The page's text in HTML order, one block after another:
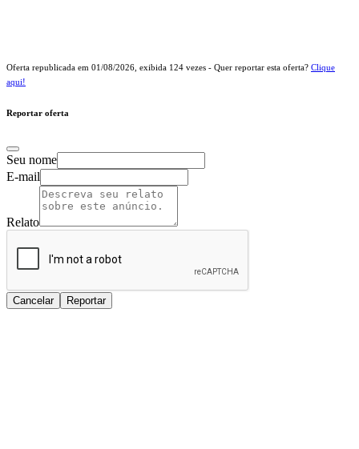
Oferta republicada em 01/08/2026 , exibida 124 vezes - Quer reportar esta oferta? Clique
aqui!
Reportar oferta
Seu nome
E-mail
Relato
Cancelar Reportar